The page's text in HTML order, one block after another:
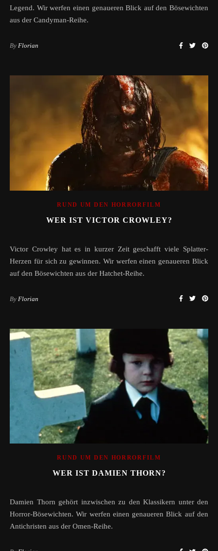
Legend. Wir werfen einen genaueren Blick auf den Bösewichten
aus der Candyman-Reihe.
By Florian
RUND UM DEN HORRORFILM
WER IST VICTOR CROWLEY?
Victor Crowley hat es in kurzer Zeit geschafft viele Splatter-
Herzen für sich zu gewinnen. Wir werfen einen genaueren Blick
auf den Bösewichten aus der Hatchet-Reihe.
By Florian
RUND UM DEN HORRORFILM
WER IST DAMIEN THORN?
Damien Thorn gehört inzwischen zu den Klassikern unter den
Horror-Bösewichten. Wir werfen einen genaueren Blick auf den
Antichristen aus der Omen-Reihe.